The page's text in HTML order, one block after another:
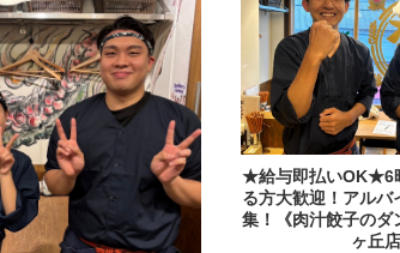
★給与即払いOK★6
る方大歓迎！アルバ
集！《肉汁餃子の
ヶ丘店